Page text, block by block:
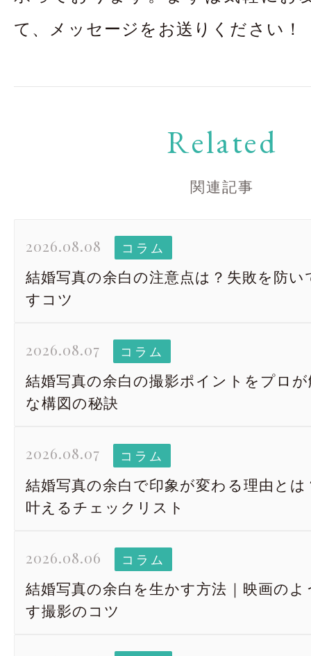
て、メッセージをお送りください！
Related
関連記事
2026.08.08 コラム
結婚写真の余白の注意点は？失敗を防
すコツ
2026.08.07 コラム
結婚写真の余白の撮影ポイントをプロ
な構図の秘訣
2026.08.07 コラム
結婚写真の余白で印象が変わる理由とは
叶えるチェックリスト
2026.08.06 コラム
結婚写真の余白を生かす方法｜映画の
す撮影のコツ